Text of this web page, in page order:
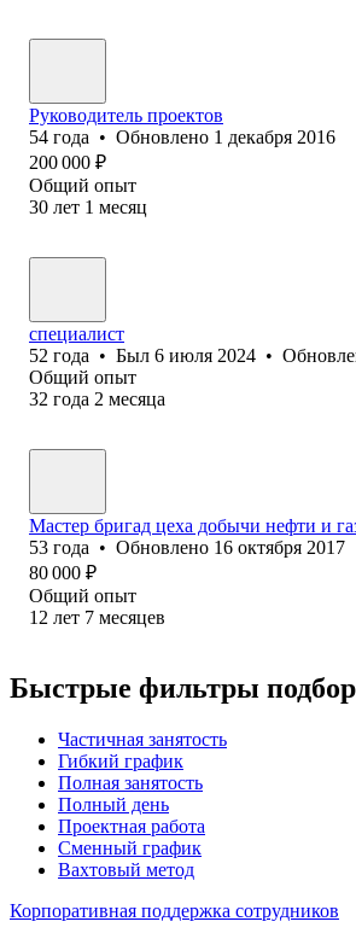
Руководитель проектов
54 года • Обновлено 1 декабря 2016
200 000 ₽
Общий опыт
30 лет 1 месяц
специалист
52 года • Был 6 июля 2024 •
Общий опыт
32 года 2 месяца
Мастер бригад цеха добычи нефти и
53 года • Обновлено 16 октября 2017
80 000 ₽
Общий опыт
12 лет 7 месяцев
Быстрые фильтры
Частичная занятость
Гибкий график
Полная занятость
Полный день
Проектная работа
Сменный график
Вахтовый метод
Корпоративная поддержка сотрудников